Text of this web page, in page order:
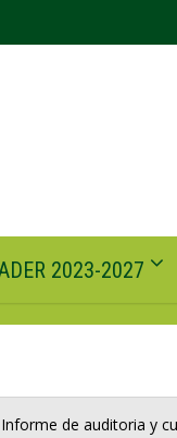
2023-2027
Informe de auditoria y